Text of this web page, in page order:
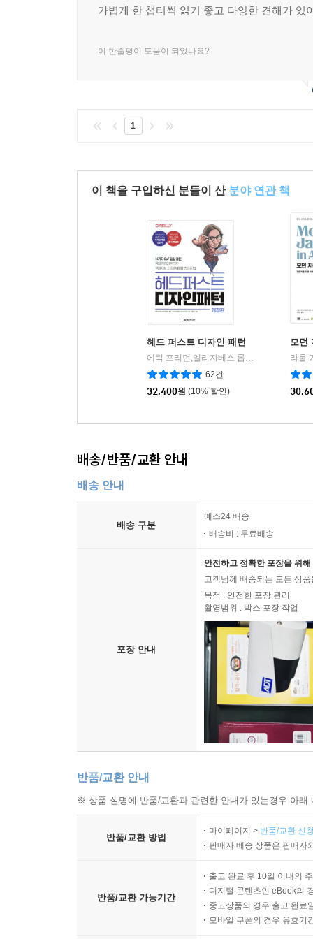
가볍게 한 챕터씩 읽기 좋고 다양한 견해가 있
이 한줄평이 도움이 되었나요?
1
이 책을 구입하신 분들이 산 분야 연관 책
헤드 퍼스트 디자인 패턴
에릭 프리먼,엘리자베스 롭슨,케이시 시에라,버트 베이츠 저/서환수 역
62건
32,400원 (10% 할인)
모던
배송/반품/교환 안내
배송 안내
배송 구분
예스24 배송
배송비 : 무료배송
포장 안내
안전하고 정확한 포장을 위
고객님께 배송되는 모든 상
목적 : 안전한 포장 관리
촬영범위 : 박스 포장 작업
반품/교환 안내
※ 상품 설명에 반품/교환과 관련한 안내가 있는경우 아
반품/교환 방법
마이페이지 > 반품/교환 신
판매자 배송 상품은 판매자
반품/교환 가능기간
출고 완료 후 10일 이내의
디지털 콘텐츠인 eBook의
중고상품의 경우 출고 완료
모바일 쿠폰의 경우 유효기